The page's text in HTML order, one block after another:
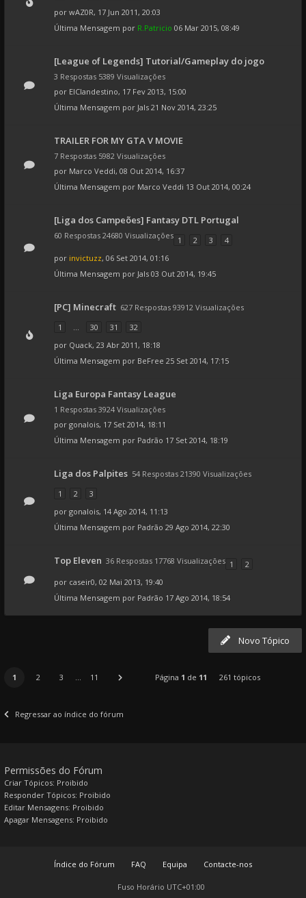
por wAZ0R, 17 Jun 2011, 20:03
Última Mensagem por R.Patricio 06 Mar 2015, 08:49
[League of Legends] Tutorial/Gameplay do jogo
3 Respostas 5389 Visualizações
por ElClandestino, 17 Fev 2013, 15:00
Última Mensagem por Jals 21 Nov 2014, 23:25
TRAILER FOR MY GTA V MOVIE
7 Respostas 5982 Visualizações
por Marco Veddi, 08 Out 2014, 16:37
Última Mensagem por Marco Veddi 13 Out 2014, 00:24
[Liga dos Campeões] Fantasy DTL Portugal
60 Respostas 24680 Visualizações 1 2 3
4
por invictuzz, 06 Set 2014, 01:16
Última Mensagem por Jals 03 Out 2014, 19:45
[PC] Minecraft 627 Respostas 93912 Visualizações
1
... 30 31
32
por Quack, 23 Abr 2011, 18:18
Última Mensagem por BeFree 25 Set 2014, 17:15
Liga Europa Fantasy League
1 Respostas 3924 Visualizações
por gonalois, 17 Set 2014, 18:11
Última Mensagem por Padrão 17 Set 2014, 18:19
Liga dos Palpites 54 Respostas 21390 Visualizações
1
2
3
por gonalois, 14 Ago 2014, 11:13
Última Mensagem por Padrão 29 Ago 2014, 22:30
Top Eleven 36 Respostas 17768 Visualizações 1
2
por caseir0, 02 Mai 2013, 19:40
Última Mensagem por Padrão 17 Ago 2014, 18:54
Novo Tópico
1 2 3 ... 11 Página 1 de 11 261 tópicos
Regressar ao índice do fórum
Permissões do Fórum
Criar Tópicos: Proibido
Responder Tópicos: Proibido
Editar Mensagens: Proibido
Apagar Mensagens: Proibido
Índice do Fórum FAQ Equipa Contacte-nos
Fuso Horário UTC+01:00